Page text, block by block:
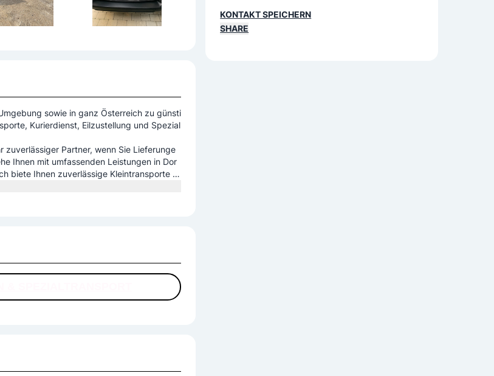
sowie in ganz Österreich zu günsti
Kurierdienst, Eilzustellung und Spezial
zuverlässiger Partner, wenn Sie Lieferunge
Ihnen mit umfassenden Leistungen in Dor
biete Ihnen zuverlässige Kleintransporte u
der Schweiz und Italien. Nehmen Sie Ko
KONTAKT SPEICHERN
SHARE